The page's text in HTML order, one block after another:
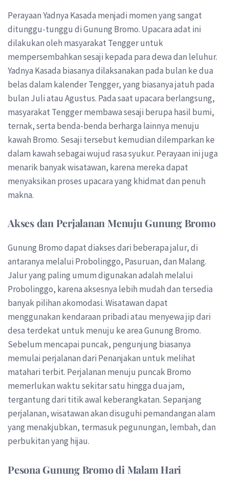
Perayaan Yadnya Kasada menjadi momen yang sangat
ditunggu-tunggu di Gunung Bromo. Upacara adat ini
dilakukan oleh masyarakat Tengger untuk
mempersembahkan sesaji kepada para dewa dan leluhur.
Yadnya Kasada biasanya dilaksanakan pada bulan ke dua
belas dalam kalender Tengger, yang biasanya jatuh pada
bulan Juli atau Agustus. Pada saat upacara berlangsung,
masyarakat Tengger membawa sesaji berupa hasil bumi,
ternak, serta benda-benda berharga lainnya menuju
kawah Bromo. Sesaji tersebut kemudian dilemparkan ke
dalam kawah sebagai wujud rasa syukur. Perayaan ini juga
menarik banyak wisatawan, karena mereka dapat
menyaksikan proses upacara yang khidmat dan penuh
makna.
Akses dan Perjalanan Menuju Gunung Bromo
Gunung Bromo dapat diakses dari beberapa jalur, di
antaranya melalui Probolinggo, Pasuruan, dan Malang.
Jalur yang paling umum digunakan adalah melalui
Probolinggo, karena aksesnya lebih mudah dan tersedia
banyak pilihan akomodasi. Wisatawan dapat
menggunakan kendaraan pribadi atau menyewa jip dari
desa terdekat untuk menuju ke area Gunung Bromo.
Sebelum mencapai puncak, pengunjung biasanya
memulai perjalanan dari Penanjakan untuk melihat
matahari terbit. Perjalanan menuju puncak Bromo
memerlukan waktu sekitar satu hingga dua jam,
tergantung dari titik awal keberangkatan. Sepanjang
perjalanan, wisatawan akan disuguhi pemandangan alam
yang menakjubkan, termasuk pegunungan, lembah, dan
perbukitan yang hijau.
Pesona Gunung Bromo di Malam Hari